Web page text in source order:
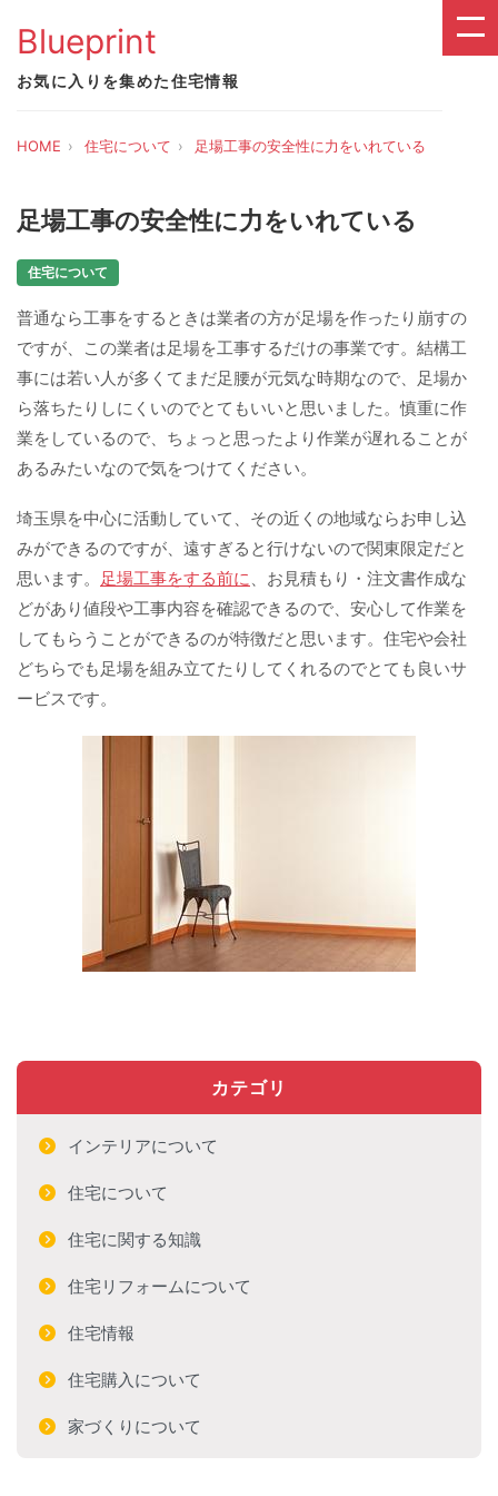
Blueprint
お気に入りを集めた住宅情報
HOME 住宅について 足場工事の安全性に力をいれている
足場工事の安全性に力をいれている
住宅について
普通なら工事をするときは業者の方が足場を作ったり崩すの
ですが、この業者は足場を工事するだけの事業です。結構工
事には若い人が多くてまだ足腰が元気な時期なので、足場か
ら落ちたりしにくいのでとてもいいと思いました。慎重に作
業をしているので、ちょっと思ったより作業が遅れることが
あるみたいなので気をつけてください。
埼玉県を中心に活動していて、その近くの地域ならお申し込
みができるのですが、遠すぎると行けないので関東限定だと
思います。 足場工事をする前に、お見積もり・注文書作成な
どがあり値段や工事内容を確認できるので、安心して作業を
してもらうことができるのが特徴だと思います。住宅や会社
どちらでも足場を組み立てたりしてくれるのでとても良いサ
ービスです。
カテゴリ
インテリアについて
住宅について
住宅に関する知識
住宅リフォームについて
住宅情報
住宅購入について
家づくりについて